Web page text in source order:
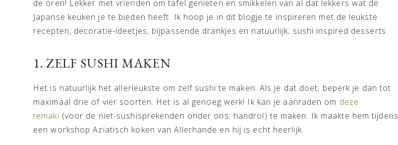
de oren! Lekker met vrienden om tafel genieten en smikkelen van al dat lekkers wat de
Japanse keuken je te bieden heeft. Ik hoop je in dit blogje te inspireren met de leukste
recepten, decoratie-ideetjes, bijpassende drankjes en natuurlijk; sushi inspired desserts.
1. ZELF SUSHI MAKEN
Het is natuurlijk het allerleukste om zelf sushi te maken. Als je dat doet; beperk je dan tot
maximaal drie of vier soorten. Het is al genoeg werk! Ik kan je aanraden om deze
temaki (voor de niet-sushisprekenden onder ons: handrol) te maken. Ik maakte hem tijdens
een workshop Aziatisch koken van Allerhande en hij is echt heerlijk.